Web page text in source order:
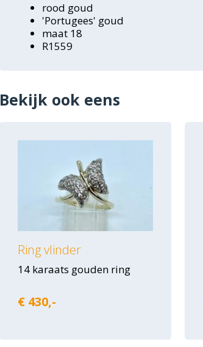
rood goud
'Portugees' goud
maat 18
R1559
Bekijk ook eens
Ring vlinder
14 karaats gouden ring
€ 430,-